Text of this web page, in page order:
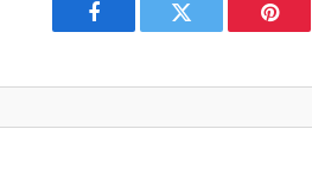
Facebook Twitter